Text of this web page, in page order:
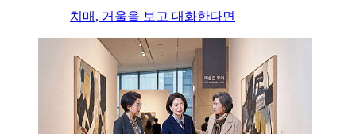
치매, 거울을 보고 대화한다면